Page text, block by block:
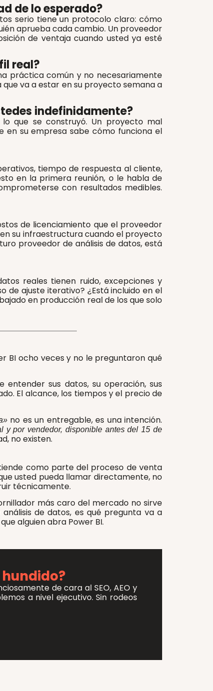
de lo esperado?
serio tiene un protocolo claro: cómo
aprueba cada cambio. Un proveedor
de ventaja cuando usted ya esté
real?
práctica común y no necesariamente
va a estar en su proyecto semana a
indefinidamente?
que se construyó. Un proyecto mal
su empresa sabe cómo funciona el
tiempo de respuesta al cliente,
en la primera reunión, o le habla de
con resultados medibles.
de licenciamiento que el proveedor
su infraestructura cuando el proyecto
proveedor de análisis de datos, está
reales tienen ruido, excepciones y
ajuste iterativo? ¿Está incluido en el
en producción real de los que solo
BI ocho veces y no le preguntaron qué
sus datos, su operación, sus
El alcance, los tiempos y el precio de
no es un entregable, es una intención.
y por vendedor, disponible antes del 15 de
no existen.
como parte del proceso de venta
usted pueda llamar directamente, no
técnicamente.
más caro del mercado no sirve
de datos, es qué pregunta va a
alguien abra Power BI.
de cara al SEO, AEO y
a nivel ejecutivo.Sin rodeos